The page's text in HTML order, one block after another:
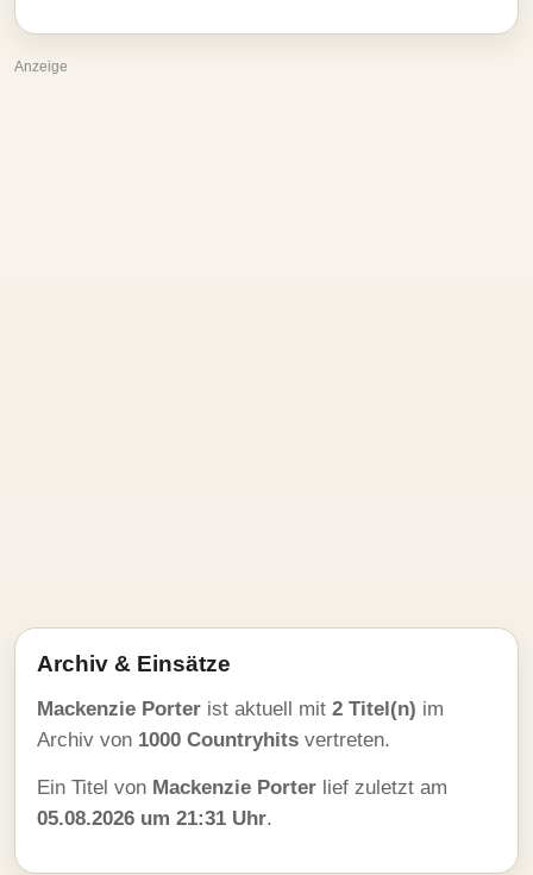
Anzeige
Archiv & Einsätze
Mackenzie Porter ist aktuell mit 2 Titel(n) im
Archiv von 1000 Countryhits vertreten.
Ein Titel von Mackenzie Porter lief zuletzt am
05.08.2026 um 21:31 Uhr.